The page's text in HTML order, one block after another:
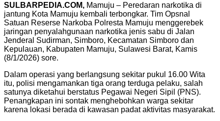
SULBARPEDIA.COM, Mamuju – Peredaran narkotika di
jantung Kota Mamuju kembali terbongkar. Tim Opsnal
Satuan Reserse Narkoba Polresta Mamuju menggerebek
jaringan penyalahgunaan narkotika jenis sabu di Jalan
Jenderal Sudirman, Simboro, Kecamatan Simboro dan
Kepulauan, Kabupaten Mamuju, Sulawesi Barat, Kamis
(8/1/2026) sore.
Dalam operasi yang berlangsung sekitar pukul 16.00 Wita
itu, polisi mengamankan tiga orang terduga pelaku, salah
satunya diketahui berstatus Pegawai Negeri Sipil (PNS).
Penangkapan ini sontak menghebohkan warga sekitar
karena lokasi berada di kawasan padat aktivitas masyarakat.